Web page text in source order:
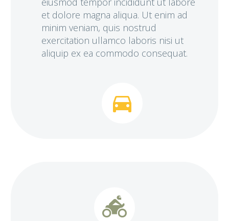
et dolore magna aliqua. Ut enim ad
minim veniam, quis nostrud
exercitation ullamco laboris nisi ut
aliquip ex ea commodo consequat.



